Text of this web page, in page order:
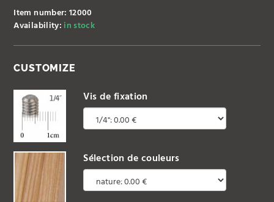
Item number: 12000
Availability: in stock
CUSTOMIZE
Vis de fixation
Sélection de couleurs